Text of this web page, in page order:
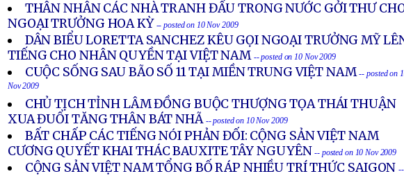
THÂN NHÂN CÁC NHÀ TRANH ĐẤU TRONG NƯỚC GỞI THƯ
NGOẠI TRƯỞNG HOA KỲ -- posted on 10 Nov 2009
DÂN BIỂU LORETTA SANCHEZ KÊU GỌI NGOẠI TRƯỞNG MỸ
TIẾNG CHO NHÂN QUYỀN TẠI VIỆT NAM -- posted on 10 Nov 2009
CUỘC SỐNG SAU BÃO SỐ 11 TẠI MIỀN TRUNG VIỆT NAM -- posted on
Nov 2009
CHỦ TỊCH TỈNH LÂM ĐỒNG BUỘC THƯỢNG TỌA THÁI THUẬN
XUA ĐUỔI TĂNG THÂN BÁT NHÃ -- posted on 10 Nov 2009
BẤT CHẤP CÁC TIẾNG NÓI PHẢN ĐỐI: CỘNG SẢN VIỆT NAM
CƯƠNG QUYẾT KHAI THÁC BAUXITE TÂY NGUYÊN -- posted on 10 Nov 2009
CỘNG SẢN VIỆT NAM TỔNG BỐ RÁP NHIỀU TRÍ THỨC SAIGON --